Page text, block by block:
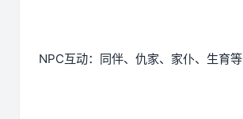
NPC互动：同伴、仇家、家仆、生育等